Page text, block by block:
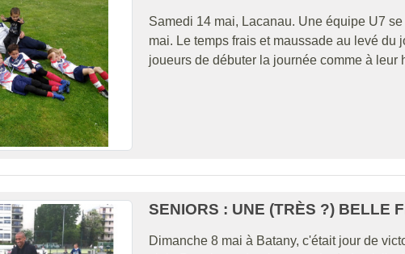
Samedi 14 mai, Lacanau. Une équipe U7
mai. Le temps frais et maussade au levé du
joueurs de débuter la journée comme à leur
SENIORS : UNE (TRÈS ?) BELLE
Dimanche 8 mai à Batany, c'était jour de